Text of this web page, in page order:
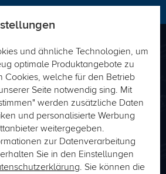
zu Ihrem Fahrzeug-
(HSN/TSN)
und ähnliche Technologien, um
optimale Produktangebote zu
Cookies, welche für den Betrieb
Seite notwendig sing. Mit
werden zusätzliche Daten
und personalisierte Werbung
weitergegeben.
zur Datenverarbeitung
Sie in den Einstellungen
. Sie können die